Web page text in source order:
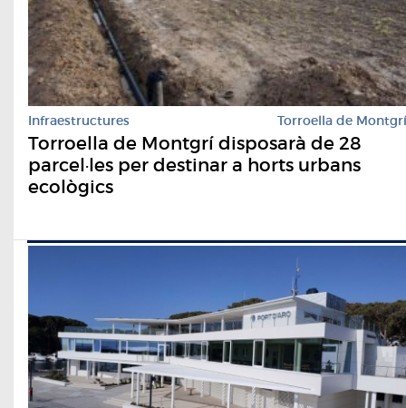
Infraestructures Torroella de Montgrí
Torroella de Montgrí disposarà de 28
parcel·les per destinar a horts urbans
ecològics